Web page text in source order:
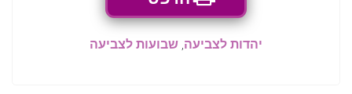
יהדות לצביעה, שבועות לצביעה